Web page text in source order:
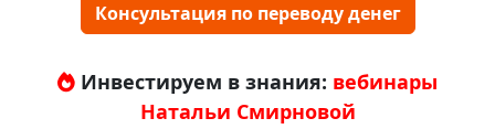
Консультация по переводу денег
Инвестируем в знания: вебинары
Натальи Смирновой